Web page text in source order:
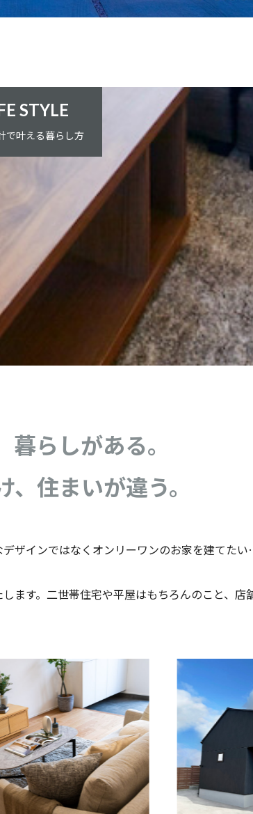
STYLE
で叶える暮らし方
らしがある。
住まいが違う。
ザインではなくオンリーワンのお家を建てた
ます。二世帯住宅や平屋はもちろんのこと、店